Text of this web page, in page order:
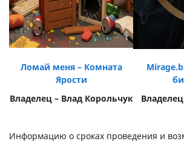
Ломай меня – Комната
Ярости
Владелец – Влад Корольчук
Информацию о сроках проведения и